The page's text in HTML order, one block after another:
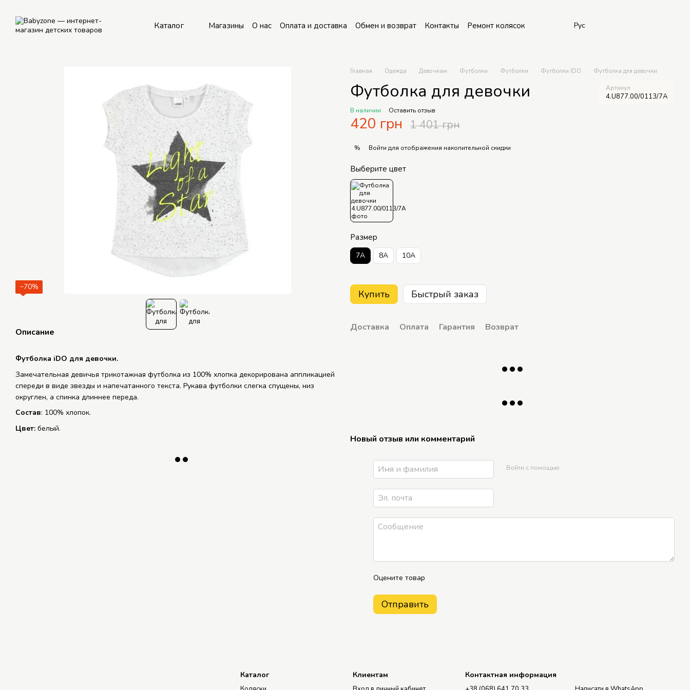
Каталог Магазины О нас Оплата и доставка Обмен и возврат Контакты Ремонт колясок Рус
−70%
Описание
Футболка iDO для девочки.
Замечательная девичья трикотажная футболка из 100% хлопка декорирована аппликацией
спереди в виде звезды и напечатанного текста. Рукава футболки слегка спущены, низ
округлен, а спинка длиннее переда.
Состав: 100% хлопок.
Цвет: белый.
Главная Одежда Девочкам Футболки Футболки Футболки IDO Футболка для девочки
Футболка для девочки Артикул
4.U877.00/0113/7A
В наличии Оставить отзыв
420 грн 1 401 грн
% Войти для отображения накопительной скидки
Выберите цвет
Размер
7A 8A 10A
Купить Быстрый заказ
Доставка Оплата Гарантия Возврат
Новый отзыв или комментарий
Войти с помощью
Оцените товар
Отправить
Каталог Клиентам Контактная информация